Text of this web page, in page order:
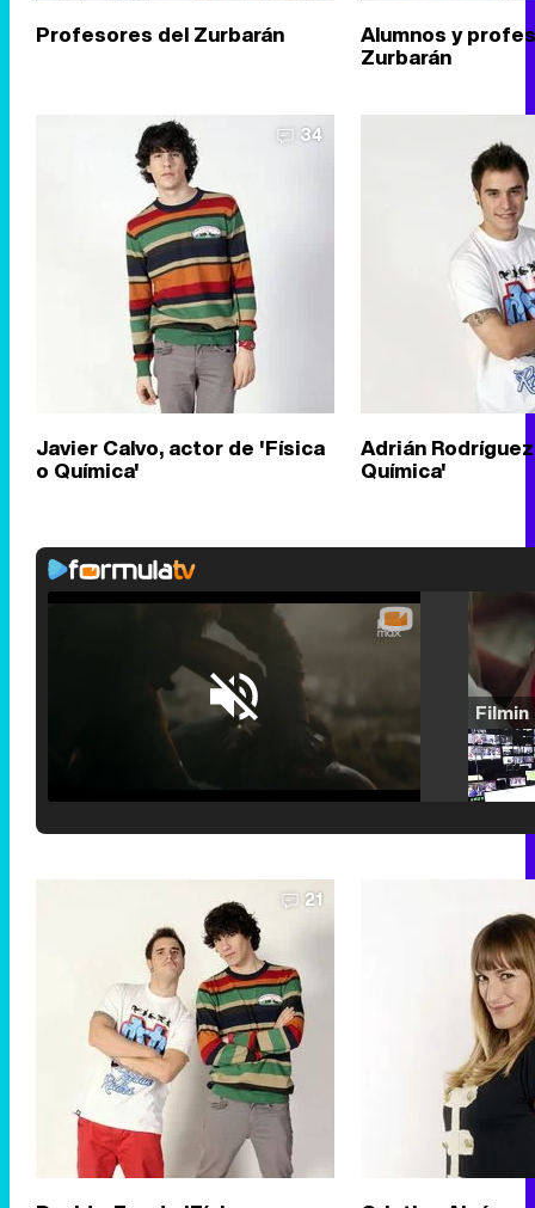
Profesores del Zurbarán Alumnos y
Zurbarán
34
Javier Calvo, actor de 'Física
o Química'
Adrián
Química'
21